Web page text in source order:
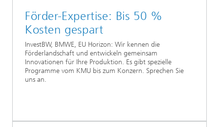
Förder-Expertise: Bis 50 %
Kosten gespart
InvestBW, BMWE, EU Horizon: Wir kennen die
Förderlandschaft und entwickeln gemeinsam
Innovationen für Ihre Produktion. Es gibt spezielle
Programme vom KMU bis zum Konzern. Sprechen Sie
uns an.